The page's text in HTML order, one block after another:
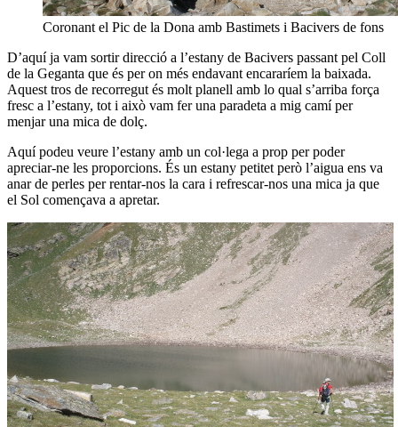
Coronant el Pic de la Dona amb Bastimets i Bacivers de fons
D’aquí ja vam sortir direcció a l’estany de Bacivers passant pel Coll
de la Geganta que és per on més endavant encararíem la baixada.
Aquest tros de recorregut és molt planell amb lo qual s’arriba força
fresc a l’estany, tot i això vam fer una paradeta a mig camí per
menjar una mica de dolç.
Aquí podeu veure l’estany amb un col·lega a prop per poder
apreciar-ne les proporcions. És un estany petitet però l’aigua ens va
anar de perles per rentar-nos la cara i refrescar-nos una mica ja que
el Sol començava a apretar.